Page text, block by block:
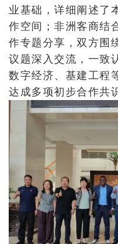
业基础，详细阐述了
作空间；非洲客商结
作专题分享，双方围
议题深入交流，一致
数字经济、基建工程
达成多项初步合作共